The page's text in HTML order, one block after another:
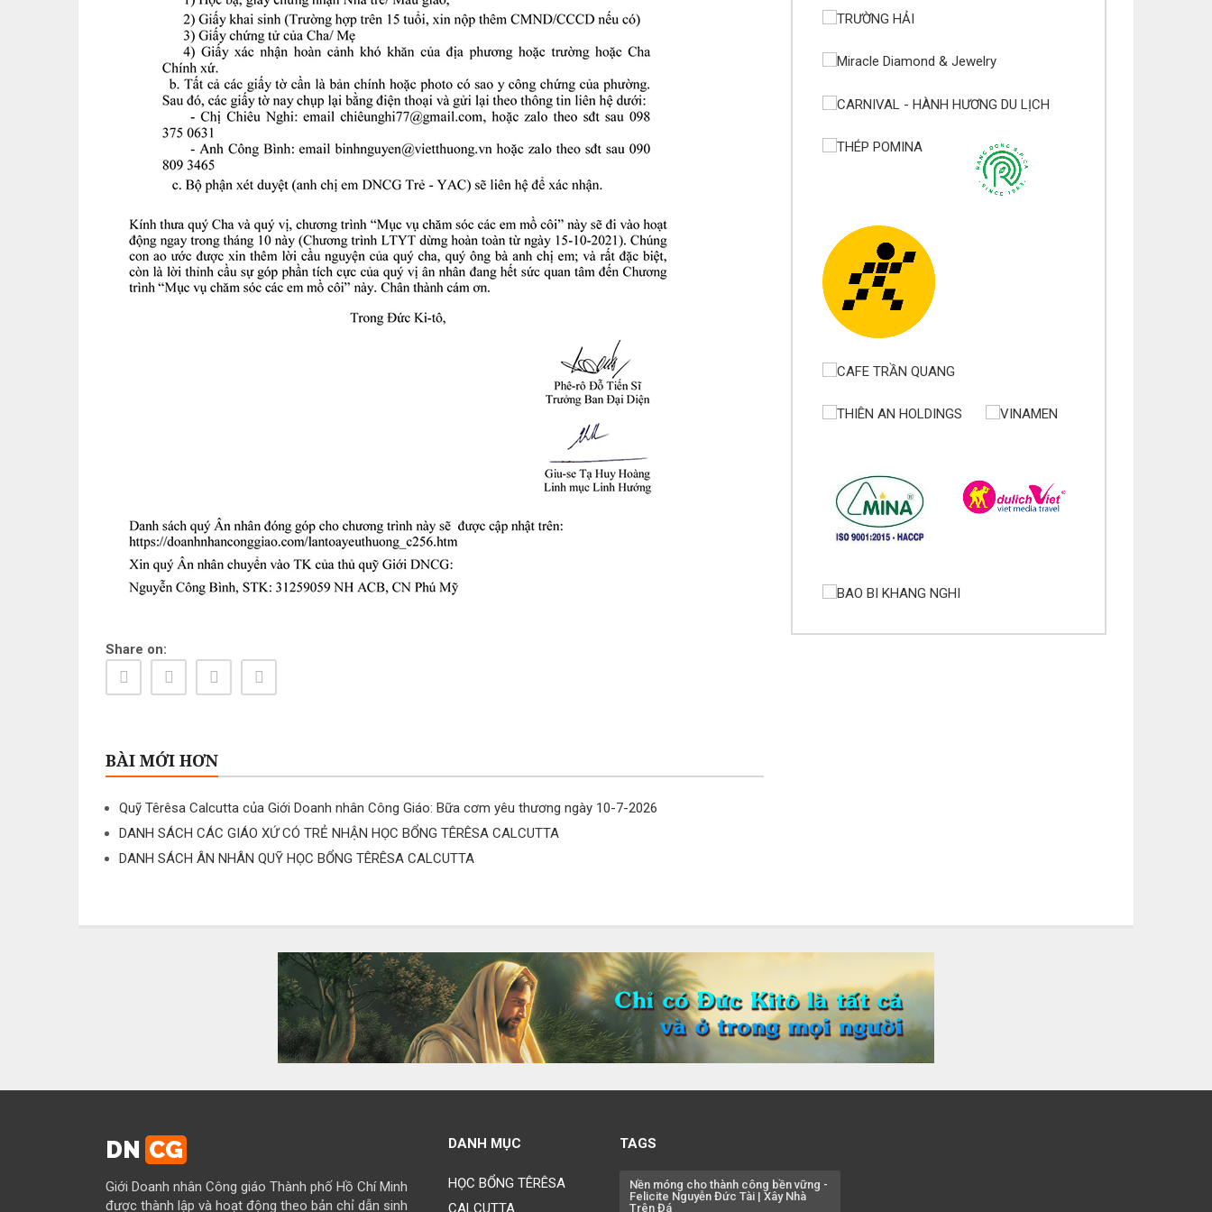
Share on:
BÀI MỚI HƠN
Quỹ Têrêsa Calcutta của Giới Doanh nhân Công Giáo: Bữa cơm yêu thương ngày 10-7-2026
DANH SÁCH CÁC GIÁO XỨ CÓ TRẺ NHẬN HỌC BỔNG TÊRÊSA CALCUTTA
DANH SÁCH ÂN NHÂN QUỸ HỌC BỔNG TÊRÊSA CALCUTTA
15/08
Vân 15/08
15/08
Chúc mừng bổn mạng Maria Lê Thị Dung 15/08
Chúc mừng bổn mạng Maria Ngô Thị Thu 15/08
Chúc mừng bổn mạng Chị Maria Trương Thị Thanh
Xuân 15/08
Chúc mừng bổn mạng Chị Maria Nguyễn Ngọc Giao
Chúc mừng bổn mạng Maria Đỗ Vy Hạ 15/08
Chúc mừng bổn mạng Maria Nguyễn Thị Trung Thu
15/08
Chúc mừng bổn mạng Maria Nguyễn Ngọc Anh 15/08
Chúc mừng bổn mạng Chị Maria Nguyễn Thị Diệu
Chúc mừng bổn mạng Chị Maria Nguyễn Thị Bích
Thuận 15/08
Chúc mừng bổn mạng Chị Maria Vương Thị Ngọc Chi
15/08
Chúc mừng bổn mạng Chị Maria Lai Thị Lan Anh 15/08
Chúc mừng bổn mạng Chị Teresa Maria Nguyễn Thị
Phương An 15/08
Chúc mừng bổn mạng Chị Maria Nguyễn Thị Thuận
15/08
Chúc mừng bổn mạng Chị Maria Đỗ Thị Nguyệt 15/08
15/08
DN CG
Giới Doanh nhân Công giáo Thành phố Hồ Chí Minh
được thành lập và hoạt động theo bản chỉ dẫn sinh
DANH MỤC
HỌC BỔNG TÊRÊSA
CALCUTTA
TAGS
Nền móng cho thành công bền vững -
Felicite Nguyễn Đức Tài | Xây Nhà
Trên Đá